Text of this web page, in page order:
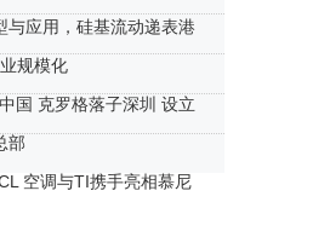
与应用，硅基流动递表港
规模化
国 克罗格落子深圳 设立
部
空调与TI携手亮相慕尼